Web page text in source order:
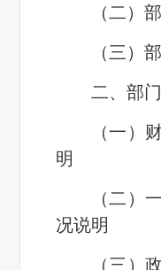
（二）
（三）
二、部
（一）
明
（二）
况说明
（三）